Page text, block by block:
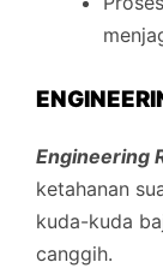
Engineering
ketahanan
kuda-kuda
canggih.